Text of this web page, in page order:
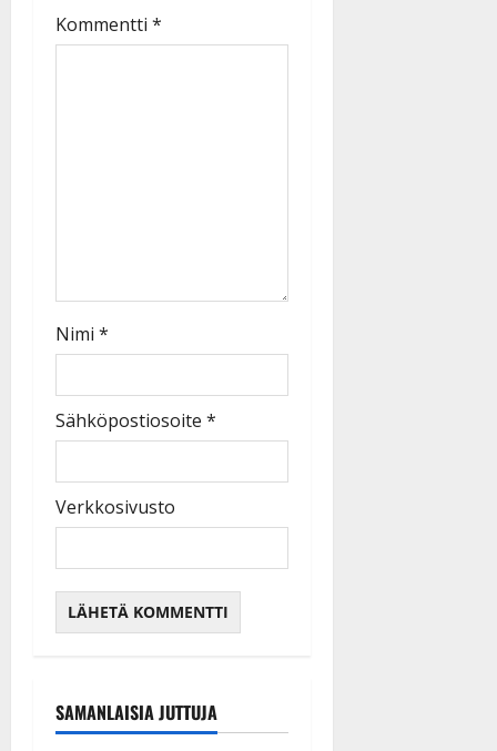
Kommentti *
Nimi *
Sähköpostiosoite *
Verkkosivusto
SAMANLAISIA JUTTUJA